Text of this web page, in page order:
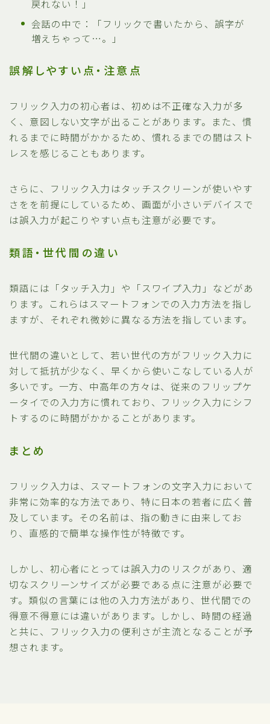
戻れない！」
会話の中で：「フリックで書いたから、誤字が
増えちゃって…。」
誤解しやすい点・注意点
フリック入力の初心者は、初めは不正確な入力が多
く、意図しない文字が出ることがあります。また、慣
れるまでに時間がかかるため、慣れるまでの間はスト
レスを感じることもあります。
さらに、フリック入力はタッチスクリーンが使いやす
さをを前提にしているため、画面が小さいデバイスで
は誤入力が起こりやすい点も注意が必要です。
類語・世代間の違い
類語には「タッチ入力」や「スワイプ入力」などがあ
ります。これらはスマートフォンでの入力方法を指し
ますが、それぞれ微妙に異なる方法を指しています。
世代間の違いとして、若い世代の方がフリック入力に
対して抵抗が少なく、早くから使いこなしている人が
多いです。一方、中高年の方々は、従来のフリップケ
ータイでの入力方に慣れており、フリック入力にシフ
トするのに時間がかかることがあります。
まとめ
フリック入力は、スマートフォンの文字入力において
非常に効率的な方法であり、特に日本の若者に広く普
及しています。その名前は、指の動きに由来してお
り、直感的で簡単な操作性が特徴です。
しかし、初心者にとっては誤入力のリスクがあり、適
切なスクリーンサイズが必要である点に注意が必要で
す。類似の言葉には他の入力方法があり、世代間での
得意不得意には違いがあります。しかし、時間の経過
と共に、フリック入力の便利さが主流となることが予
想されます。